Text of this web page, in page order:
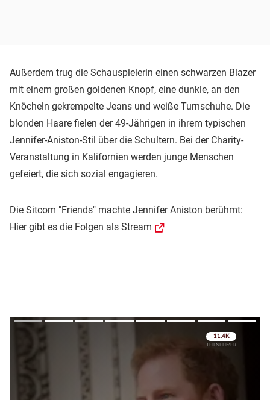
Außerdem trug die Schauspielerin einen schwarzen Blazer
mit einem großen goldenen Knopf, eine dunkle, an den
Knöcheln gekrempelte Jeans und weiße Turnschuhe. Die
blonden Haare fielen der 49-Jährigen in ihrem typischen
Jennifer-Aniston-Stil über die Schultern. Bei der Charity-
Veranstaltung in Kalifornien werden junge Menschen
gefeiert, die sich sozial engagieren.
Die Sitcom "Friends" machte Jennifer Aniston berühmt:
Hier gibt es die Folgen als Stream